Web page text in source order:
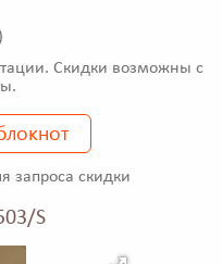
Скидки возможны с
запроса скидки
S